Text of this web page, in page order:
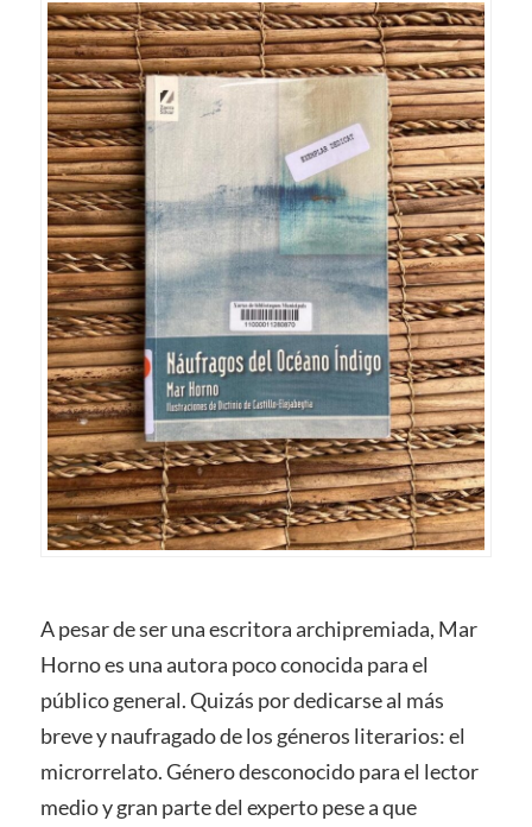
A pesar de ser una escritora archipremiada, Mar
Horno es una autora poco conocida para el
público general. Quizás por dedicarse al más
breve y naufragado de los géneros literarios: el
microrrelato. Género desconocido para el lector
medio y gran parte del experto pese a que